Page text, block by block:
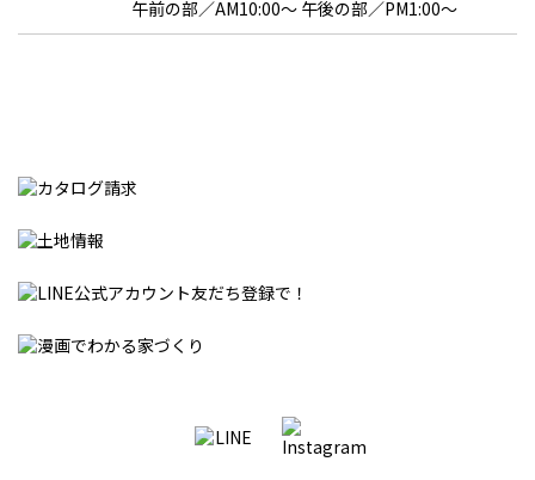
午前の部／AM10:00～ 午後の部／PM1:00～